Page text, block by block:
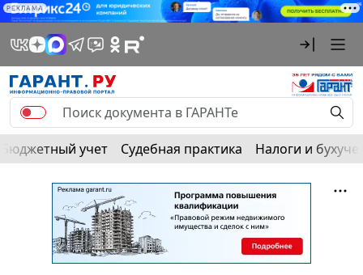
РЕКЛАМА
Бюджетный учет Судебная практика Налоги и